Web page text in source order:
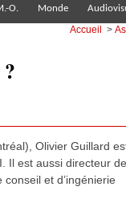
O. Monde
Accueil >
Olivier Guillard
Il est aussi directeur de
et d’ingénierie